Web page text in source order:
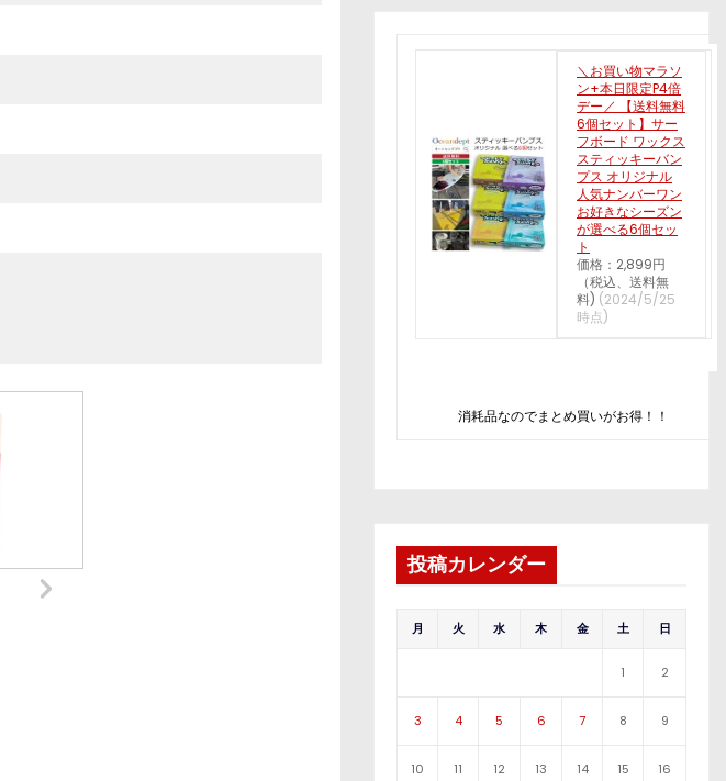
＼お買い物マラソ
ン+本日限定P4倍
デー／ 【送料無料
6個セット】サー
フボード ワックス
スティッキーバン
プス オリジナル
人気ナンバーワン
お好きなシーズン
が選べる6個セッ
ト
価格：2,899円
（税込、送料無
料) (2024/5/25
時点)
消耗品なのでまとめ買いがお得！！
投稿カレンダー
月 火 水 木 金 土 日
1 2
3 4 5 6 7 8 9
10 11 12 13 14 15 16